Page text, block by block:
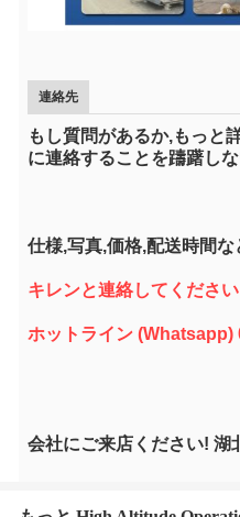
連絡先
もし質問があるか,もっと
に連絡することを躊躇し
仕様,写真,価格,配送時間な
キレンと連絡してください
ホットライン (Whatsapp)
会社にご来店ください! 湖